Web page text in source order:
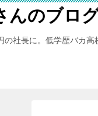
んのブロ
社長に。低学歴バカ高